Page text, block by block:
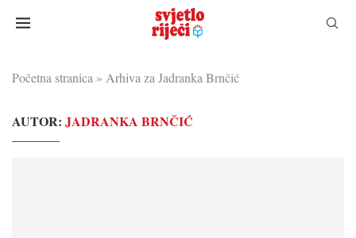
Početna stranica » Arhiva za Jadranka Brnčić
AUTOR: JADRANKA BRNČIĆ